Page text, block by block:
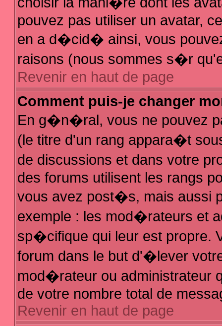
pouvez pas utiliser un avatar,
en a d�cid� ainsi, vous
raisons (nous sommes s�r
Revenir en haut de page
Comment puis-je changer
En g�n�ral, vous ne pouvez
(le titre d'un rang appara�t
de discussions et dans votre
des forums utilisent les rangs
vous avez post�s, mais aussi
exemple : les mod�rateurs et
sp�cifique qui leur est propre.
forum dans le but d'�lever
mod�rateur ou administrateur
de votre nombre total de
Revenir en haut de page